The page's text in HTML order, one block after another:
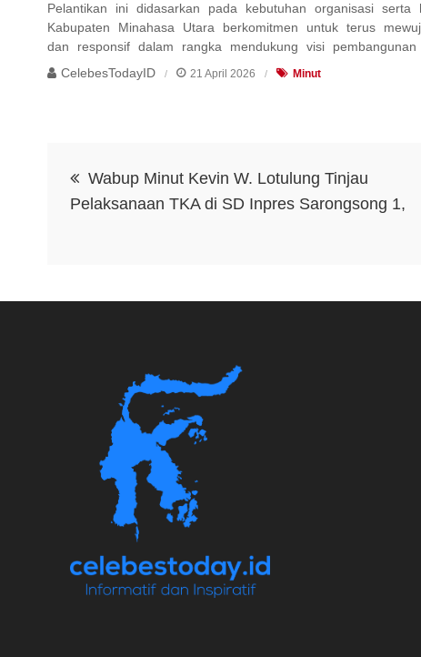
Pelantikan ini didasarkan pada kebutuhan organisasi
Kabupaten Minahasa Utara berkomitmen untuk terus
dan responsif dalam rangka mendukung visi
CelebesTodayID
21 April 2026 Minut
Navigasi
pos
Wabup Minut Kevin W. Lotulung Tinjau
Pelaksanaan TKA di SD Inpres Sarongsong 1,